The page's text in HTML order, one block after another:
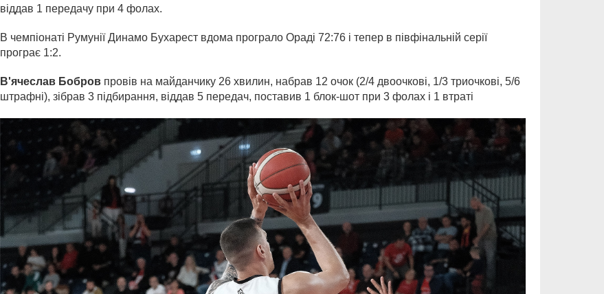
віддав 1 передачу при 4 фолах.
В чемпіонаті Румунії Динамо Бухарест вдома програло Ораді 72:76 і тепер в півфінальній серії
програє 1:2.
В'ячеслав Бобров провів на майданчику 26 хвилин, набрав 12 очок (2/4 двоочкові, 1/3 триочкові, 5/6
штрафні), зібрав 3 підбирання, віддав 5 передач, поставив 1 блок-шот при 3 фолах і 1 втраті